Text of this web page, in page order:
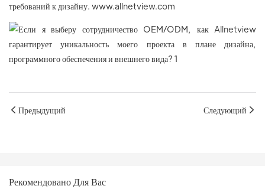
требований к дизайну. www.allnetview.com
Предыдущий Следующий
Рекомендовано Для Вас